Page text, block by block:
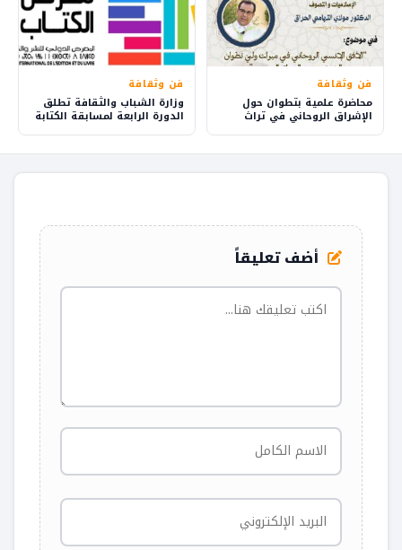
فن وثقافة
محاضرة علمية بتطوان حول
الإشراق الروحاني في تراث
الشيخ محمد الحراق الحسني
فن وثقافة
وزارة الشباب والثقافة تطلق
الدورة الرابعة لمسابقة الكتابة
أضف تعليقاً